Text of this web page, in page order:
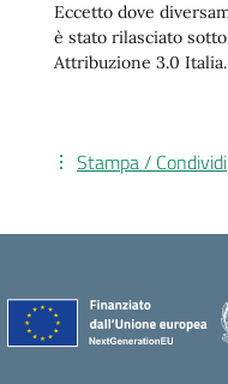
Eccetto dove
è stato rilasciato
Attribuzione 3.0 Italia.
Stampa / Condividi